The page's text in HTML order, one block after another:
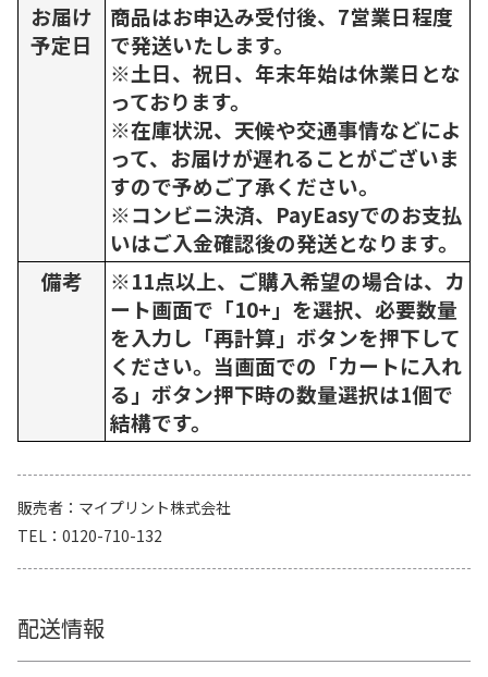
お届け
予定日
商品はお申込み受付後、7営業日程度
で発送いたします。
※土日、祝日、年末年始は休業日とな
っております。
※在庫状況、天候や交通事情などによ
って、お届けが遅れることがございま
すので予めご了承ください。
※コンビニ決済、PayEasyでのお支払
いはご入金確認後の発送となります。
備考
※11点以上、ご購入希望の場合は、カ
ート画面で「10+」を選択、必要数量
を入力し「再計算」ボタンを押下して
ください。当画面での「カートに入れ
る」ボタン押下時の数量選択は1個で
結構です。
販売者
マイプリント株式会社
TEL
0120-710-132
配送情報